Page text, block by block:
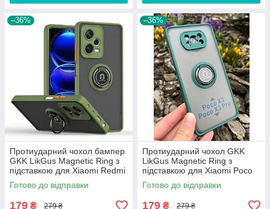
–36%
Протиударний чохол бампер
GKK LikGus Magnetic Ring з
підставкою для Xiaomi Redmi
Note 12 Pro 5G Olive
Готово до відправки
179 ₴ 279 ₴
–36%
Протиударний чохол GKK
LikGus Magnetic Ring з
підставкою для Xiaomi Poco
X3 / X3 Pro Green
Готово до відправки
179 ₴ 279 ₴